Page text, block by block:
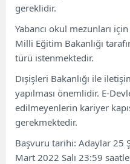
gereklidir.
Yabancı okul mezunları
Milli Eğitim Bakanlığı
türü istenmektedir.
Dışişleri Bakanlığı ile
yapılması önemlidir. E-
edilmeyenlerin kariyer
gerekmektedir.
Başvuru tarihi: Adaylar 25
Mart 2022 Salı 23:59